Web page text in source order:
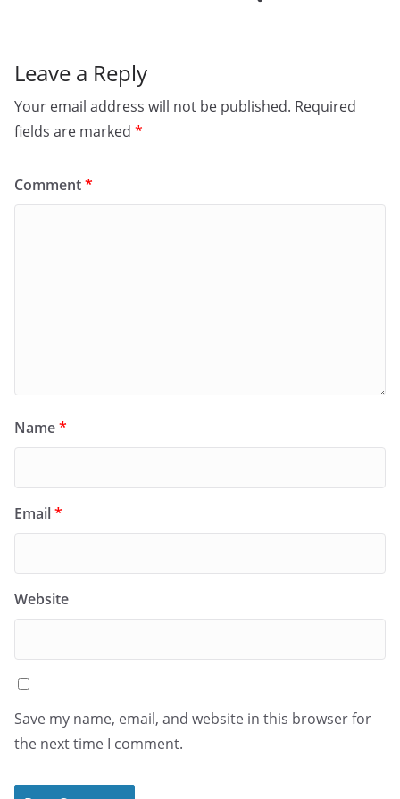
Leave a Reply
Your email address will not be published. Required
fields are marked *
Comment*
Name*
Email*
Website
Save my name, email, and website in this browser for
the next time I comment.